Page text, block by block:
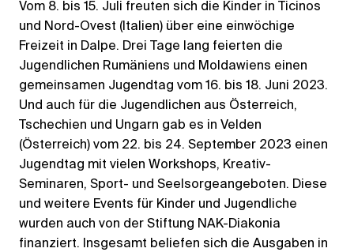
Vom 8. bis 15. Juli freuten sich die Kinder in Ticinos
und Nord-Ovest (Italien) über eine einwöchige
Freizeit in Dalpe. Drei Tage lang feierten die
Jugendlichen Rumäniens und Moldawiens einen
gemeinsamen Jugendtag vom 16. bis 18. Juni 2023.
Und auch für die Jugendlichen aus Österreich,
Tschechien und Ungarn gab es in Velden
(Österreich) vom 22. bis 24. September 2023 einen
Jugendtag mit vielen Workshops, Kreativ-
Seminaren, Sport- und Seelsorgeangeboten. Diese
und weitere Events für Kinder und Jugendliche
wurden auch von der Stiftung NAK-Diakonia
finanziert. Insgesamt beliefen sich die Ausgaben in